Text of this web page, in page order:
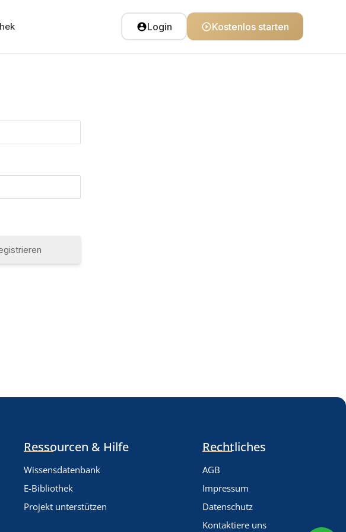
Login Kostenlos starten
Ressourcen & Hilfe
Wissensdatenbank
E-Bibliothek
Projekt unterstützen
Rechtliches
AGB
Impressum
Datenschutz
Kontaktiere uns